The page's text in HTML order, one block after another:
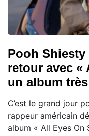
Pooh
retour avec «
un album
C’est le grand jour
rappeur américain
album « All Eyes